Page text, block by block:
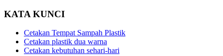
KATA KUNCI
Cetakan Tempat Sampah Plastik
Cetakan plastik dua warna
Cetakan kebutuhan sehari-hari